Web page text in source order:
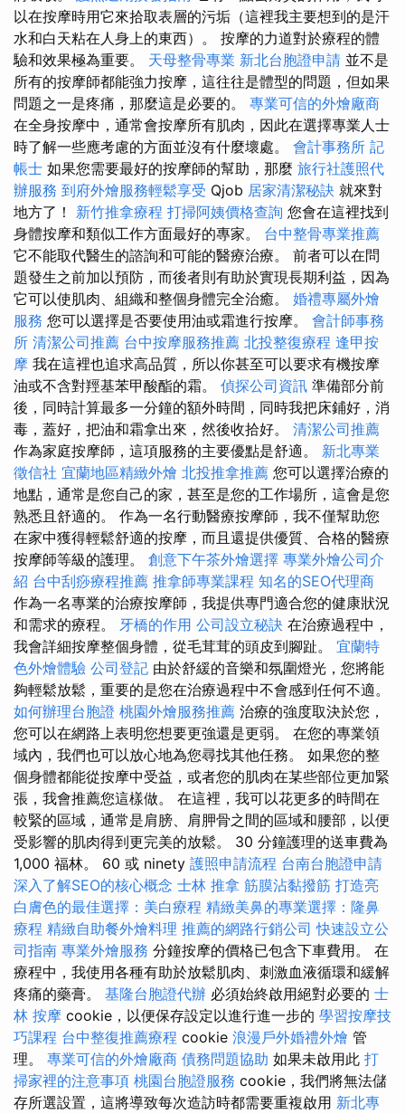
以在按摩時用它來拾取表層的污垢（這裡我主要想到的是汗
水和白天粘在人身上的東西）。 按摩的力道對於療程的體
驗和效果極為重要。 天母整骨專業 新北台胞證申請 並不是
所有的按摩師都能強力按摩，這往往是體型的問題，但如果
問題之一是疼痛，那麼這是必要的。 專業可信的外燴廠商
在全身按摩中，通常會按摩所有肌肉，因此在選擇專業人士
時了解一些應考慮的方面並沒有什麼壞處。 會計事務所 記
帳士 如果您需要最好的按摩師的幫助，那麼 旅行社護照代
辦服務 到府外燴服務輕鬆享受 Qjob 居家清潔秘訣 就來對
地方了！ 新竹推拿療程 打掃阿姨價格查詢 您會在這裡找到
身體按摩和類似工作方面最好的專家。 台中整骨專業推薦
它不能取代醫生的諮詢和可能的醫療治療。 前者可以在問
題發生之前加以預防，而後者則有助於實現長期利益，因為
它可以使肌肉、組織和整個身體完全治癒。 婚禮專屬外燴
服務 您可以選擇是否要使用油或霜進行按摩。 會計師事務
所 清潔公司推薦 台中按摩服務推薦 北投整復療程 逢甲按
摩 我在這裡也追求高品質，所以你甚至可以要求有機按摩
油或不含對羥基苯甲酸酯的霜。 偵探公司資訊 準備部分前
後，同時計算最多一分鐘的額外時間，同時我把床鋪好，消
毒，蓋好，把油和霜拿出來，然後收拾好。 清潔公司推薦
作為家庭按摩師，這項服務的主要優點是舒適。 新北專業
徵信社 宜蘭地區精緻外燴 北投推拿推薦 您可以選擇治療的
地點，通常是您自己的家，甚至是您的工作場所，這會是您
熟悉且舒適的。 作為一名行動醫療按摩師，我不僅幫助您
在家中獲得輕鬆舒適的按摩，而且還提供優質、合格的醫療
按摩師等級的護理。 創意下午茶外燴選擇 專業外燴公司介
紹 台中刮痧療程推薦 推拿師專業課程 知名的SEO代理商
作為一名專業的治療按摩師，我提供專門適合您的健康狀況
和需求的療程。 牙橋的作用 公司設立秘訣 在治療過程中，
我會詳細按摩整個身體，從毛茸茸的頭皮到腳趾。 宜蘭特
色外燴體驗 公司登記 由於舒緩的音樂和氛圍燈光，您將能
夠輕鬆放鬆，重要的是您在治療過程中不會感到任何不適。
如何辦理台胞證 桃園外燴服務推薦 治療的強度取決於您，
您可以在網路上表明您想要更強還是更弱。 在您的專業領
域內，我們也可以放心地為您尋找其他任務。 如果您的整
個身體都能從按摩中受益，或者您的肌肉在某些部位更加緊
張，我會推薦您這樣做。 在這裡，我可以花更多的時間在
較緊的區域，通常是肩膀、肩胛骨之間的區域和腰部，以便
受影響的肌肉得到更完美的放鬆。 30 分鐘護理的送車費為
1,000 福林。 60 或 ninety 護照申請流程 台南台胞證申請
深入了解SEO的核心概念 士林 推拿 筋膜沾黏撥筋 打造亮
白膚色的最佳選擇：美白療程 精緻美鼻的專業選擇：隆鼻
療程 精緻自助餐外燴料理 推薦的網路行銷公司 快速設立公
司指南 專業外燴服務 分鐘按摩的價格已包含下車費用。 在
療程中，我使用各種有助於放鬆肌肉、刺激血液循環和緩解
疼痛的藥膏。 基隆台胞證代辦 必須始終啟用絕對必要的 士
林 按摩 cookie，以便保存設定以進行進一步的 學習按摩技
巧課程 台中整復推薦療程 cookie 浪漫戶外婚禮外燴 管
理。 專業可信的外燴廠商 債務問題協助 如果未啟用此 打
掃家裡的注意事項 桃園台胞證服務 cookie，我們將無法儲
存所選設置，這將導致每次造訪時都需要重複啟用 新北專